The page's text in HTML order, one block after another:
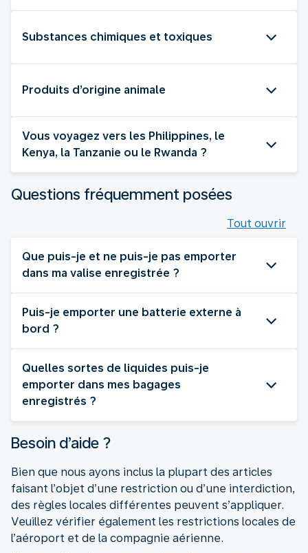
Substances chimiques et toxiques
Produits d’origine animale
Vous voyagez vers les Philippines, le
Kenya, la Tanzanie ou le Rwanda ?
Questions fréquemment posées
Tout ouvrir
Que puis-je et ne puis-je pas emporter
dans ma valise enregistrée ?
Puis-je emporter une batterie externe à
bord ?
Quelles sortes de liquides puis-je
emporter dans mes bagages
enregistrés ?
Besoin d’aide ?
Bien que nous ayons inclus la plupart des articles
faisant l’objet d’une restriction ou d’une interdiction,
des règles locales différentes peuvent s’appliquer.
Veuillez vérifier également les restrictions locales de
l’aéroport et de la compagnie aérienne.